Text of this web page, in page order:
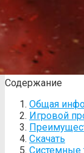
Содержание
Общая
Игровой
Скачать
Системные